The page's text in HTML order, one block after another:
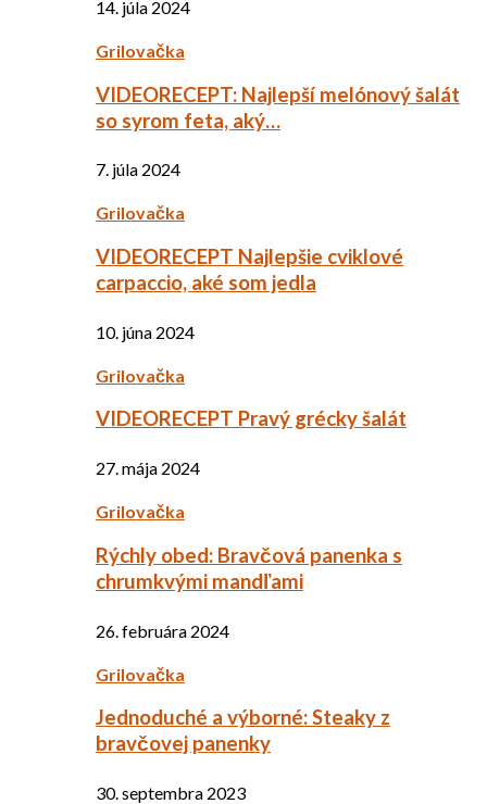
14. júla 2024
Grilovačka
VIDEORECEPT: Najlepší melónový šalát
so syrom feta, aký…
7. júla 2024
Grilovačka
VIDEORECEPT Najlepšie cviklové
carpaccio, aké som jedla
10. júna 2024
Grilovačka
VIDEORECEPT Pravý grécky šalát
27. mája 2024
Grilovačka
Rýchly obed: Bravčová panenka s
chrumkvými mandľami
26. februára 2024
Grilovačka
Jednoduché a výborné: Steaky z
bravčovej panenky
30. septembra 2023